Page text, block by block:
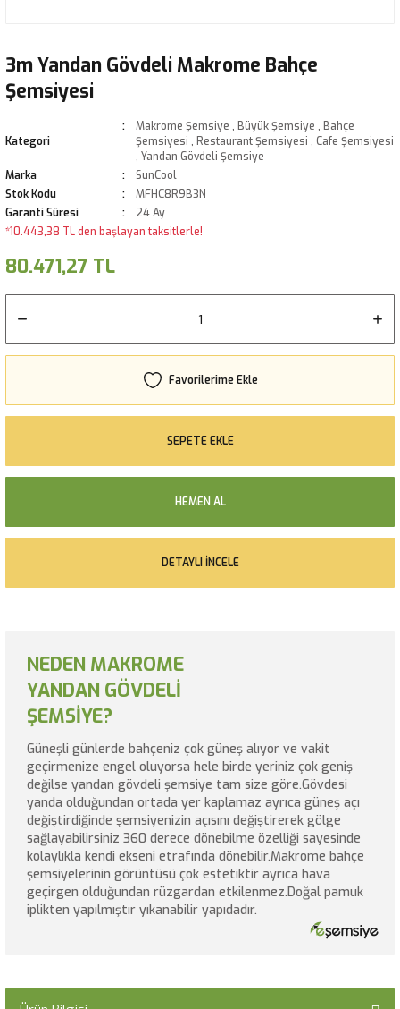
3m Yandan Gövdeli Makrome Bahçe
Şemsiyesi
Kategori
Makrome Şemsiye , Büyük Şemsiye , Bahçe
Şemsiyesi , Restaurant Şemsiyesi , Cafe Şemsiyesi
, Yandan Gövdeli Şemsiye
Marka
SunCool
Stok Kodu
MFHC8R9B3N
Garanti Süresi
24 Ay
*10.443,38 TL den başlayan taksitlerle!
80.471,27 TL
SEPETE EKLE
HEMEN AL
DETAYLI İNCELE
NEDEN MAKROME
YANDAN GÖVDELİ
ŞEMSİYE?
Güneşli günlerde bahçeniz çok güneş alıyor ve vakit
geçirmenize engel oluyorsa hele birde yeriniz çok geniş
değilse yandan gövdeli şemsiye tam size göre.Gövdesi
yanda olduğundan ortada yer kaplamaz ayrıca güneş açı
değiştirdiğinde şemsiyenizin açısını değiştirerek gölge
sağlayabilirsiniz 360 derece dönebilme özelliği sayesinde
kolaylıkla kendi ekseni etrafında dönebilir.Makrome bahçe
şemsiyelerinin görüntüsü çok estetiktir ayrıca hava
geçirgen olduğundan rüzgardan etkilenmez.Doğal pamuk
iplikten yapılmıştır yıkanabilir yapıdadır.